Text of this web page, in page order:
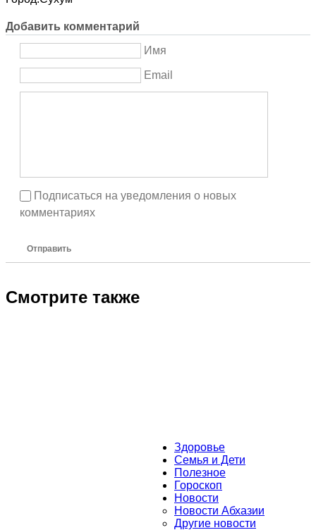
Добавить комментарий
Имя
Email
Подписаться на уведомления о новых
комментариях
Отправить
Смотрите также
Здоровье
Семья и Дети
Полезное
Гороскоп
Новости
Новости Абхазии
Другие новости